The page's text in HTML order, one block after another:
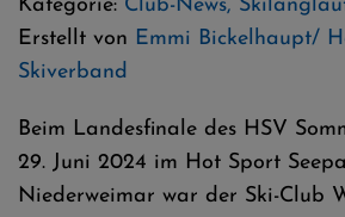
Kategorie: Club-News,
Erstellt von Emmi Bickelhaupt/
Skiverband
Beim Landesfinale des HSV
29. Juni 2024 im Hot Sport
Niederweimar war der Ski-Club